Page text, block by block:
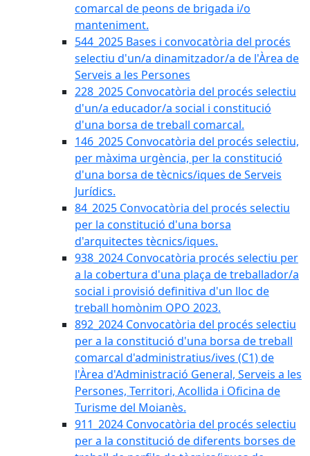
comarcal de peons de brigada i/o
manteniment.
544_2025 Bases i convocatòria del procés
selectiu d'un/a dinamitzador/a de l'Àrea de
Serveis a les Persones
228_2025 Convocatòria del procés selectiu
d'un/a educador/a social i constitució
d'una borsa de treball comarcal.
146_2025 Convocatòria del procés selectiu,
per màxima urgència, per la constitució
d'una borsa de tècnics/iques de Serveis
Jurídics.
84_2025 Convocatòria del procés selectiu
per la constitució d'una borsa
d'arquitectes tècnics/iques.
938_2024 Convocatòria procés selectiu per
a la cobertura d'una plaça de treballador/a
social i provisió definitiva d'un lloc de
treball homònim OPO 2023.
892_2024 Convocatòria del procés selectiu
per a la constitució d'una borsa de treball
comarcal d'administratius/ives (C1) de
l'Àrea d'Administració General, Serveis a les
Persones, Territori, Acollida i Oficina de
Turisme del Moianès.
911_2024 Convocatòria del procés selectiu
per a la constitució de diferents borses de